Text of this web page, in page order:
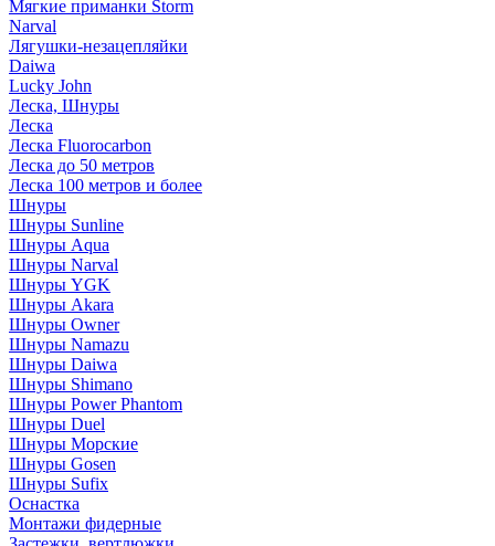
Мягкие приманки Storm
Narval
Лягушки-незацепляйки
Daiwa
Lucky John
Леска, Шнуры
Леска
Леска Fluorocarbon
Леска до 50 метров
Леска 100 метров и более
Шнуры
Шнуры Sunline
Шнуры Aqua
Шнуры Narval
Шнуры YGK
Шнуры Akara
Шнуры Owner
Шнуры Namazu
Шнуры Daiwa
Шнуры Shimano
Шнуры Power Phantom
Шнуры Duel
Шнуры Морские
Шнуры Gosen
Шнуры Sufix
Оснастка
Монтажи фидерные